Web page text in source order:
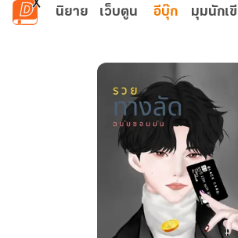
ข้ามไปยังเนื้อหาหลัก
นิยาย เว็บตูน อีบุ๊ก มุมนักเ